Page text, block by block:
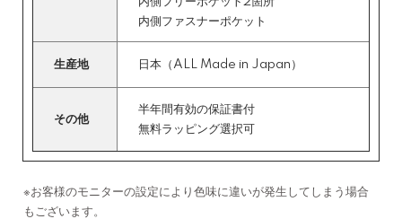
内側ファスナーポケット
生産地 日本（ALL Made in Japan）
その他
半年間有効の保証書付
無料ラッピング選択可
※お客様のモニターの設定により色味に違いが発生してしまう場合
もございます。